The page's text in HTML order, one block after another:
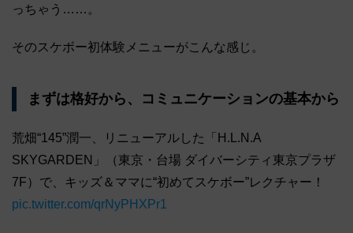
っちゃう……。
そのスケボー初体験メニューがこんな感じ。
まずは格好から、コミュニケーションの基本から
荒畑“145”潤一、リニューアルした「H.L.N.A
SKYGARDEN」（東京・台場 ダイバーシティ東京プラザ
7F）で、キッズ＆ママに“初めてスケボー”レクチャー！
pic.twitter.com/qrNyPHXPr1